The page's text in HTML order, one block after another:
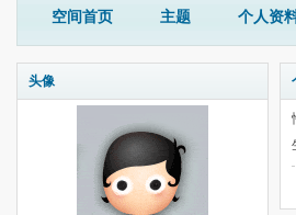
空间首页 主题 个人资
头像